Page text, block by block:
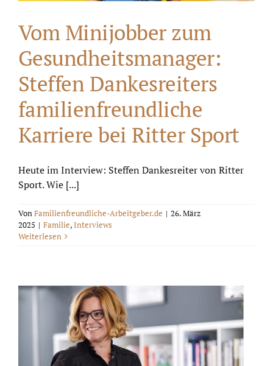
Vom Minijobber zum
Gesundheitsmanager:
Steffen Dankesreiters
familienfreundliche
Karriere bei Ritter Sport
Heute im Interview: Steffen Dankesreiter von Ritter
Sport. Wie [...]
Von Familienfreundliche-Arbeitgeber.de | 26. März
2025 | Familie,Interviews
Weiterlesen